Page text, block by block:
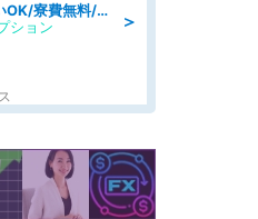
＞
検品・検査/高収入/日払いOK/寮費無料/日勤/20・30・40代活躍中
ション